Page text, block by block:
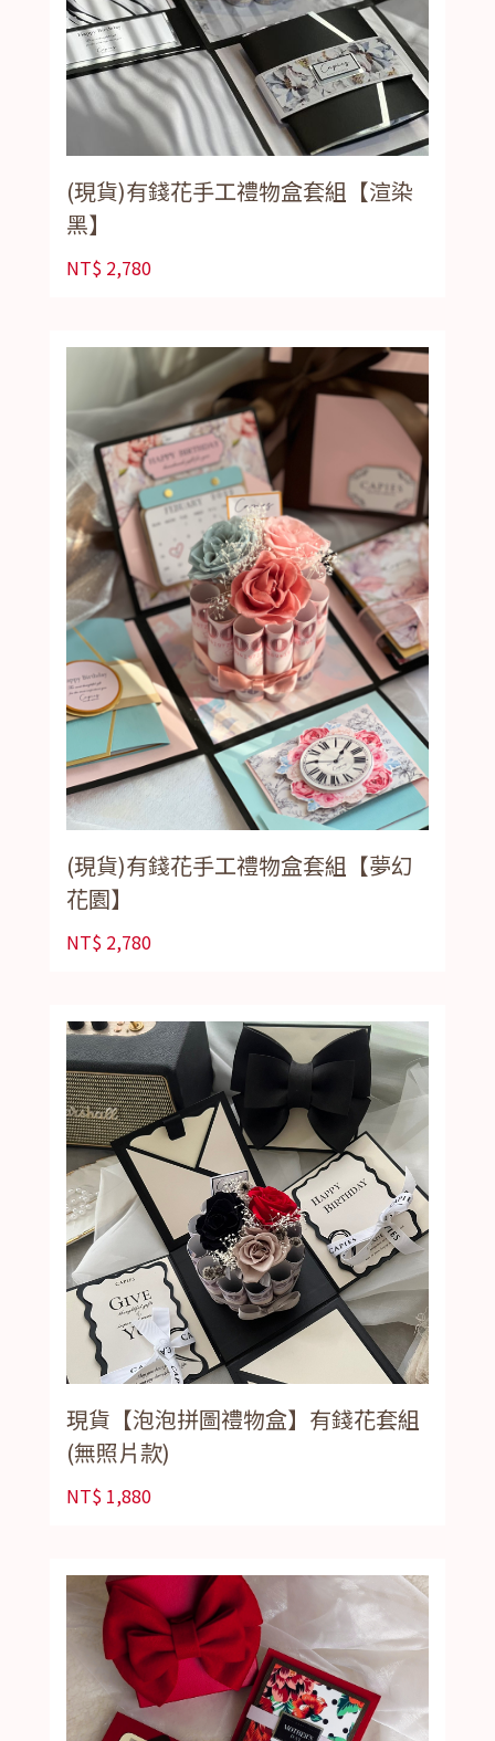
(現貨)有錢花手工禮物盒套組【渲染
黑】
NT$ 2,780
(現貨)有錢花手工禮物盒套組【夢幻
花園】
NT$ 2,780
現貨【泡泡拼圖禮物盒】有錢花套組
(無照片款)
NT$ 1,880